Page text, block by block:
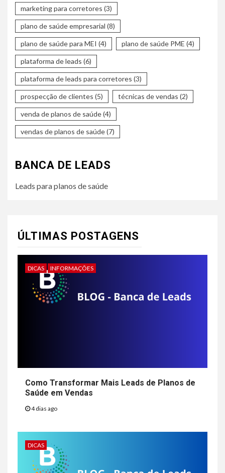
marketing para corretores (3)
plano de saúde empresarial (8)
plano de saúde para MEI (4) plano de saúde PME (4)
plataforma de leads (6)
plataforma de leads para corretores (3)
prospecção de clientes (5) técnicas de vendas (2)
venda de planos de saúde(4)
vendas de planos de saúde(7)
BANCA DE LEADS
Leads para planos de saúde
ÚLTIMAS POSTAGENS
DICAS INFORMAÇÕES
Como Transformar Mais Leads de Planos de
Saúde em Vendas
4 dias ago
DICAS